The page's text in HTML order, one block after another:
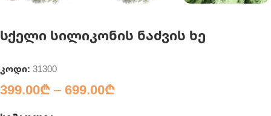
სქელი სილიკონის ნაძვის ხე
კოდი: 31300
399.00₾ – 699.00₾